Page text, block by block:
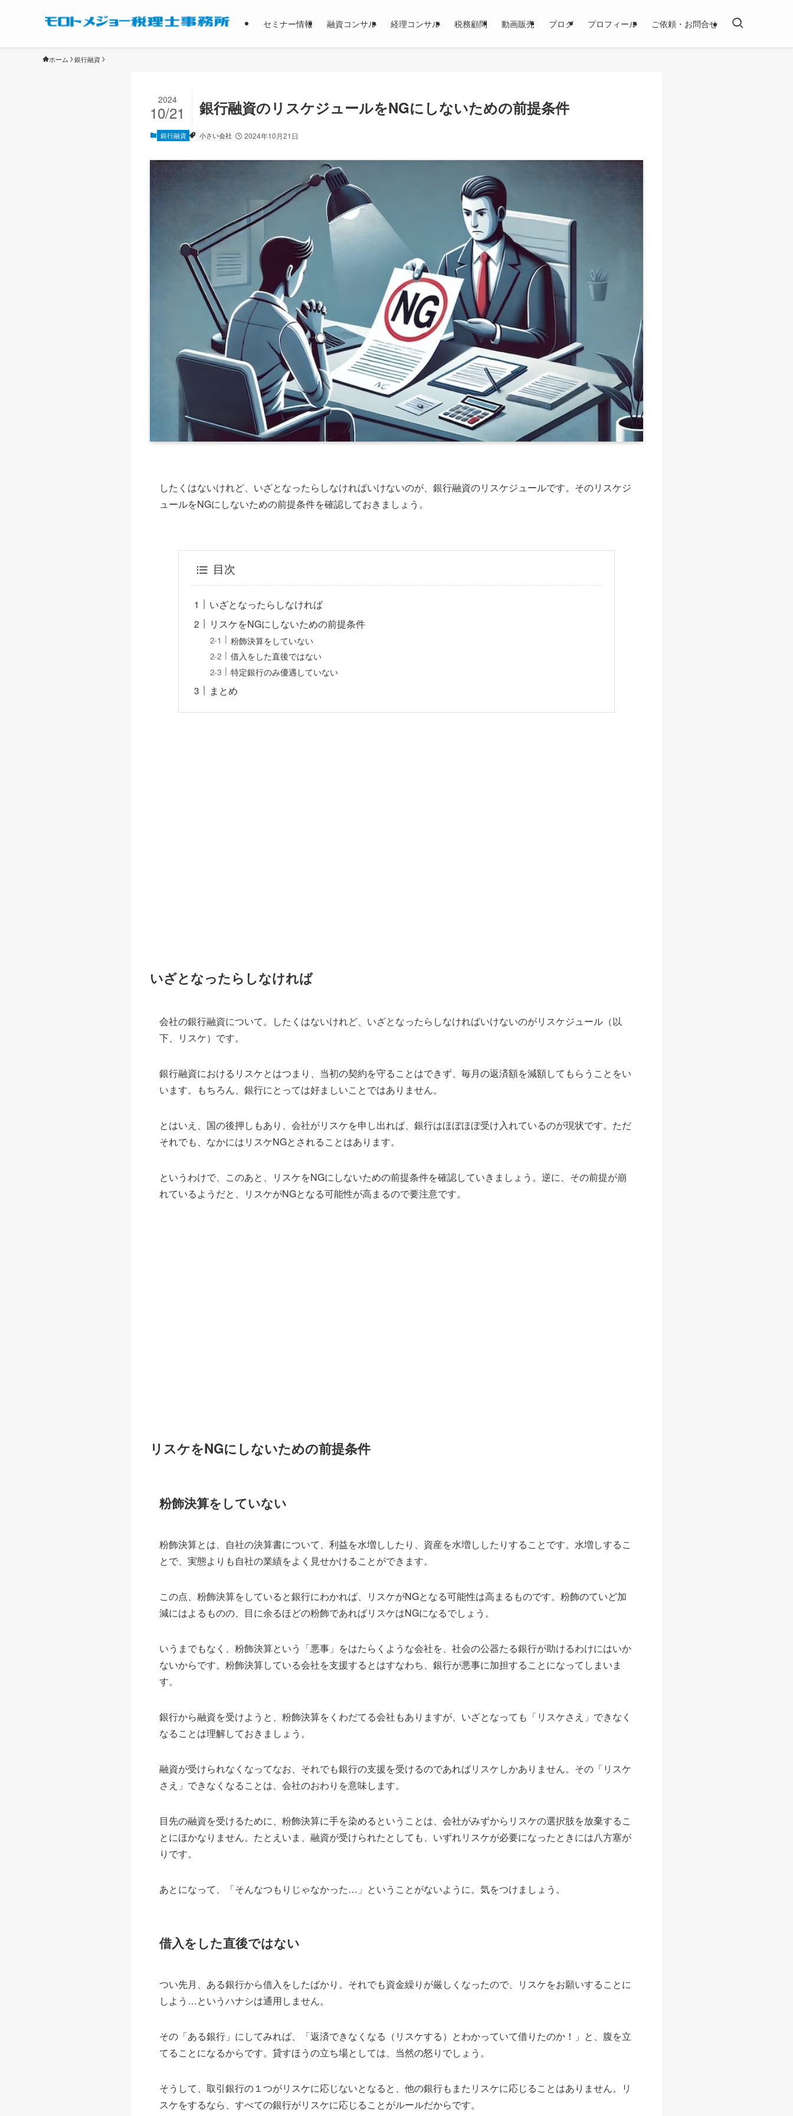
セミナー情報 融資コンサル 経理コンサル 税務顧問 動画販売 ブログ プロフィール ご依頼・お問合せ
ホーム 銀行融資
銀行融資のリスケジュールをNGにしないための前提条件
2024
10/21
銀行融資 小さい会社 2024年10月21日
したくはないけれど、いざとなったらしなければいけないのが、銀行融資のリスケジュールです。そのリスケジ
ュールをNGにしないための前提条件を確認しておきましょう。
目次
いざとなったらしなければ
リスケをNGにしないための前提条件
粉飾決算をしていない
借入をした直後ではない
特定銀行のみ優遇していない
まとめ
いざとなったらしなければ
会社の銀行融資について。したくはないけれど、いざとなったらしなければいけないのがリスケジュール（以
下、リスケ）です。
銀行融資におけるリスケとはつまり、当初の契約を守ることはできず、毎月の返済額を減額してもらうことをい
います。もちろん、銀行にとっては好ましいことではありません。
とはいえ、国の後押しもあり、会社がリスケを申し出れば、銀行はほぼほぼ受け入れているのが現状です。ただ
それでも、なかにはリスケNGとされることはあります。
というわけで、このあと、リスケをNGにしないための前提条件を確認していきましょう。逆に、その前提が崩
れているようだと、リスケがNGとなる可能性が高まるので要注意です。
リスケをNGにしないための前提条件
粉飾決算をしていない
粉飾決算とは、自社の決算書について、利益を水増ししたり、資産を水増ししたりすることです。水増しするこ
とで、実態よりも自社の業績をよく見せかけることができます。
この点、粉飾決算をしていると銀行にわかれば、リスケがNGとなる可能性は高まるものです。粉飾のていど加
減にはよるものの、目に余るほどの粉飾であればリスケはNGになるでしょう。
いうまでもなく、粉飾決算という「悪事」をはたらくような会社を、社会の公器たる銀行が助けるわけにはいか
ないからです。粉飾決算している会社を支援するとはすなわち、銀行が悪事に加担することになってしまいま
す。
銀行から融資を受けようと、粉飾決算をくわだてる会社もありますが、いざとなっても「リスケさえ」できなく
なることは理解しておきましょう。
融資が受けられなくなってなお、それでも銀行の支援を受けるのであればリスケしかありません。その「リスケ
さえ」できなくなることは、会社のおわりを意味します。
目先の融資を受けるために、粉飾決算に手を染めるということは、会社がみずからリスケの選択肢を放棄するこ
とにほかなりません。たとえいま、融資が受けられたとしても、いずれリスケが必要になったときには八方塞が
りです。
あとになって、「そんなつもりじゃなかった…」ということがないように。気をつけましょう。
借入をした直後ではない
つい先月、ある銀行から借入をしたばかり。それでも資金繰りが厳しくなったので、リスケをお願いすることに
しよう…というハナシは通用しません。
その「ある銀行」にしてみれば、「返済できなくなる（リスケする）とわかっていて借りたのか！」と、腹を立
てることになるからです。貸すほうの立ち場としては、当然の怒りでしょう。
そうして、取引銀行の１つがリスケに応じないとなると、他の銀行もまたリスケに応じることはありません。リ
スケをするなら、すべての銀行がリスケに応じることがルールだからです。